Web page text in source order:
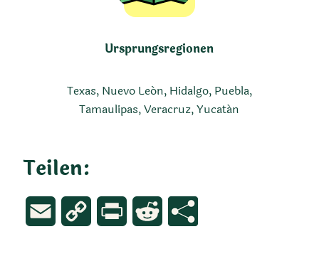
Ursprungsregionen
Texas, Nuevo León, Hidalgo, Puebla,
Tamaulipas, Veracruz, Yucatán
Teilen:
Email
Copy
Print Reddit